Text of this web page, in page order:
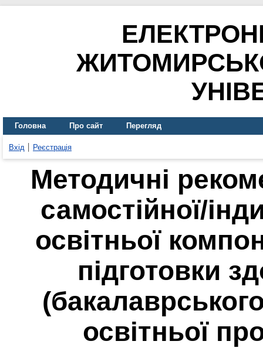
Головна Про сайт Перегляд
Вхід Реєстрація
Методичні
самостійної/
освітньої
підготовки
освітньої